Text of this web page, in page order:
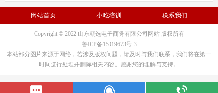
网站首页 小吃培训 联系我们
Copyright © 2022 山东甄选电子商务有限公司网站 版权所有
鲁ICP备15019673号-3
本站部分图片来源于网络，若涉及版权问题，请及时与我们联系，我们将在第一
时间进行处理并删除相关内容。感谢您的理解与支持。